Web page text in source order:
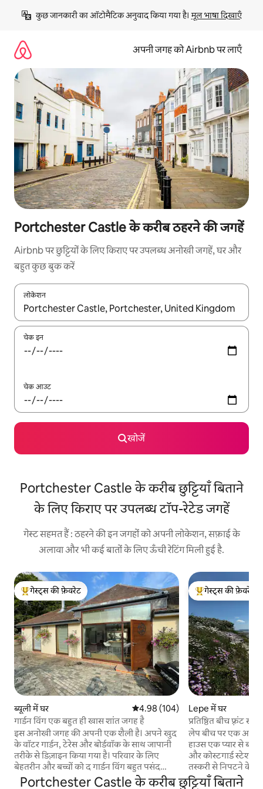
छोड़कर
कॉन्टेंट
कुछ जानकारी का ऑटोमैटिक अनुवाद किया गया है। मूल भाषा दिखाएँ
अपनी जगह को Airbnb पर लाएँ
Portchester Castle के करीब ठहरने की जगहें
Airbnb पर छुट्टियों के लिए किराए पर उपलब्ध अनोखी जगहें, घर और
बहुत कुछ बुक करें
लोकेशन
नतीजों के उपलब्ध होने पर, अप और डाउन 'ऐरो की' का इस्तेमाल करके नेविगेट
चेक इन
चेक आउट
खोजें
Portchester Castle के करीब छुट्टियाँ बिताने
के लिए किराए पर उपलब्ध टॉप-रेटेड जगहें
गेस्ट सहमत हैं : ठहरने की इन जगहों को अपनी लोकेशन, सफ़ाई के
अलावा और भी कई बातों के लिए ऊँची रेटिंग मिली हुई है.
गेस्ट्स का टॉप फ़ेवरेट
गेस्ट्स की फ़ेवरेट
ब्यूली में घर औसत रेटिंग 5 में से 4.98, 104 समीक्षाएँ
4.98 (104)
गार्डन विंग एक बहुत ही खास शांत जगह है
इस अनोखी जगह की अपनी एक शैली है। अपने खुद
के वॉटर गार्डन, टेरेस और बोर्डवॉक के साथ जापानी
तरीके से डिज़ाइन किया गया है। परिवार के लिए
बेहतरीन और बच्चों को द गार्डन विंग बहुत पसंद
आएगा, लेकिन वहाँ जापानी वॉटर गार्डन का ऐक्सेस
गेस्ट्स का टॉप फ़ेवरेट
गेस्ट्स की फ़ेवरेट
Lepe में घर
प्रतिष्ठित बीच फ़्रंट
लेप बीच पर एक
हाउस एक प्यार से
और कोस्टगार्ड स्टेशन
तस्करी से निपटने के
मूल सुविधाओं, एक
Portchester Castle के करीब छुट्टियाँ बिताने